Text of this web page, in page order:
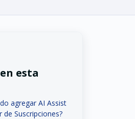
esta
agregar AI Assist
de Suscripciones?